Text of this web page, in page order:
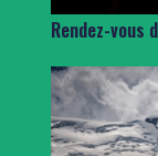
Rendez-vous